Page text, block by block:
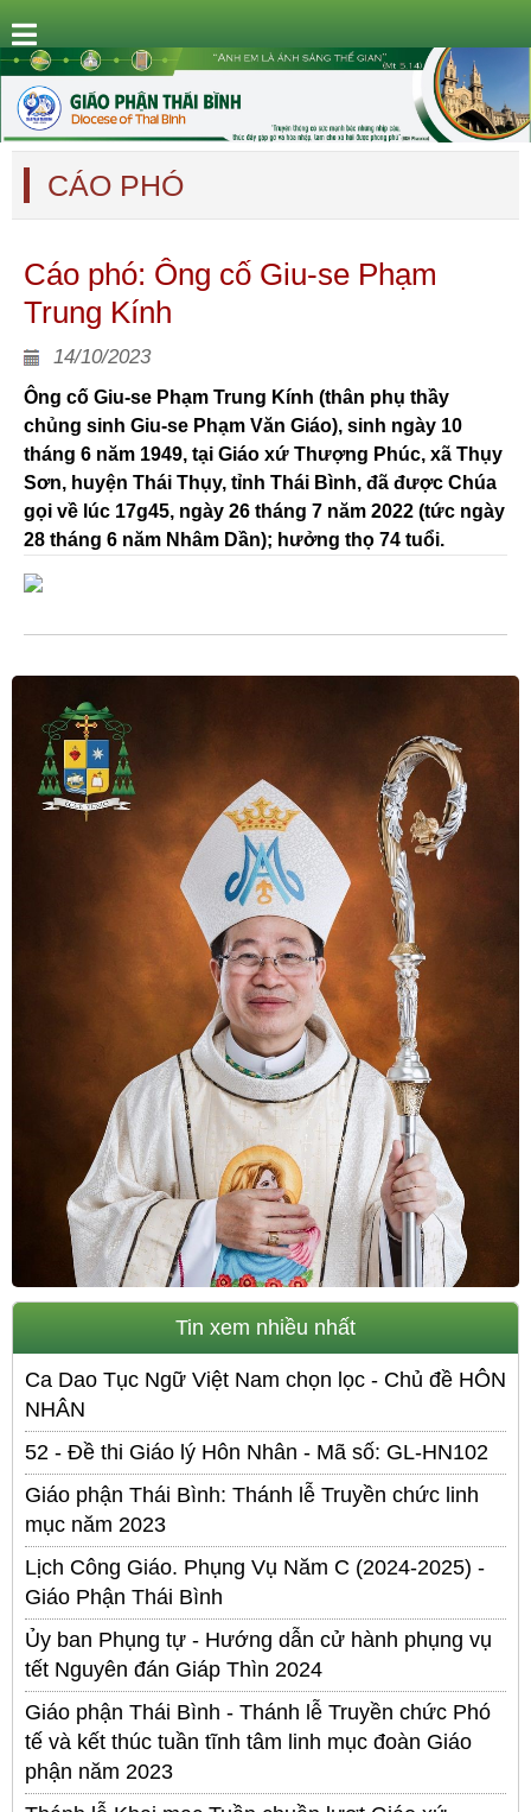
CÁO PHÓ
Cáo phó: Ông cố Giu-se Phạm
Trung Kính
14/10/2023
Ông cố Giu-se Phạm Trung Kính (thân phụ thầy
chủng sinh Giu-se Phạm Văn Giáo), sinh ngày 10
tháng 6 năm 1949, tại Giáo xứ Thượng Phúc, xã Thụy
Sơn, huyện Thái Thụy, tỉnh Thái Bình, đã được Chúa
gọi về lúc 17g45, ngày 26 tháng 7 năm 2022 (tức ngày
28 tháng 6 năm Nhâm Dần); hưởng thọ 74 tuổi.
Tin xem nhiều nhất
Ca Dao Tục Ngữ Việt Nam chọn lọc - Chủ đề HÔN
NHÂN
52 - Đề thi Giáo lý Hôn Nhân - Mã số: GL-HN102
Giáo phận Thái Bình: Thánh lễ Truyền chức linh
mục năm 2023
Lịch Công Giáo. Phụng Vụ Năm C (2024-2025) -
Giáo Phận Thái Bình
Ủy ban Phụng tự - Hướng dẫn cử hành phụng vụ
tết Nguyên đán Giáp Thìn 2024
Giáo phận Thái Bình - Thánh lễ Truyền chức Phó
tế và kết thúc tuần tĩnh tâm linh mục đoàn Giáo
phận năm 2023